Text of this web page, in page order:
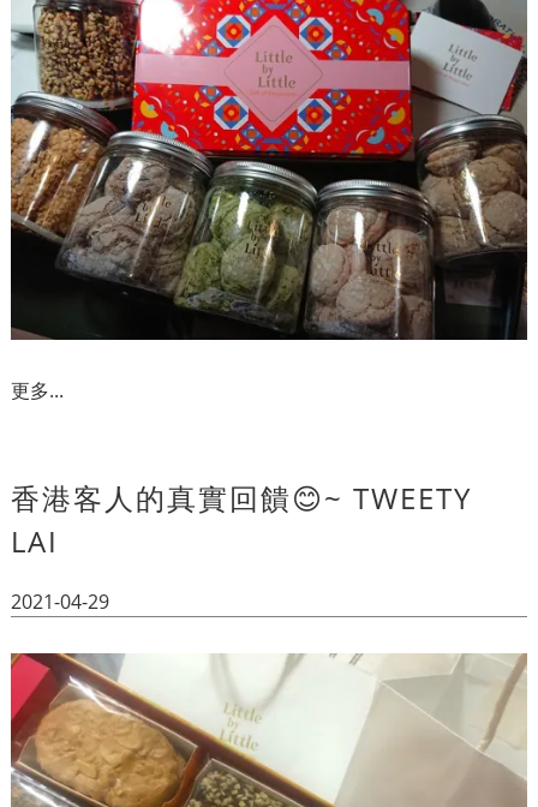
更多...
香港客人的真實回饋😊~ TWEETY
LAI
2021-04-29